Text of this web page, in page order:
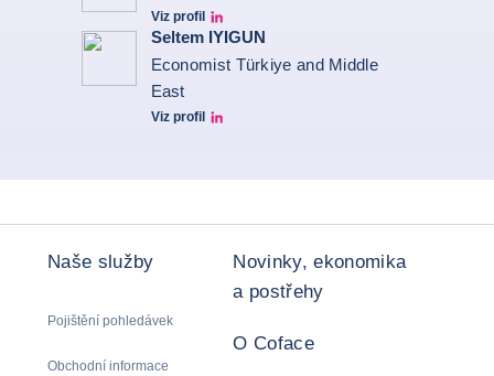
Viz profil
Marcos Carias Linkedin
Seltem IYIGUN
Economist Türkiye and Middle
East
Viz profil
Seltem Linkedin
Naše služby
Pojištění pohledávek
Obchodní informace
Novinky, ekonomika
a postřehy
O Coface